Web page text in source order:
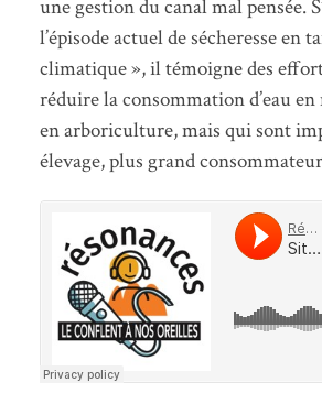
une gestion du canal mal pensée.
l’épisode actuel de sécheresse en
climatique », il témoigne des
réduire la consommation d’eau
en arboriculture, mais qui sont
élevage, plus grand consommateur